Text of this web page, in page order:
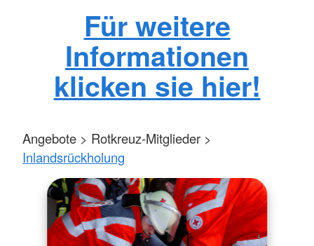
Für weitere
Informationen
klicken sie hier!
Angebote > Rotkreuz-Mitglieder >
Inlandsrückholung